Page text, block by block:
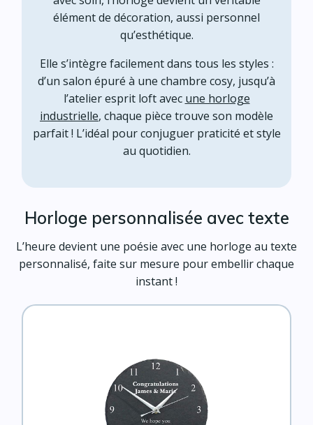
élément de décoration, aussi personnel
qu’esthétique.
Elle s’intègre facilement dans tous les styles :
d’un salon épuré à une chambre cosy, jusqu’à
l’atelier esprit loft avec une horloge
industrielle, chaque pièce trouve son modèle
parfait ! L’idéal pour conjuguer praticité et style
au quotidien.
Horloge personnalisée avec texte
L’heure devient une poésie avec une horloge au texte
personnalisé, faite sur mesure pour embellir chaque
instant !